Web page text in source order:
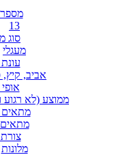
מספר
13
סוג
מעגלי
אביב, קיץ,
ממוצע (לא רגוע
מתאים
מתאים
מלונות